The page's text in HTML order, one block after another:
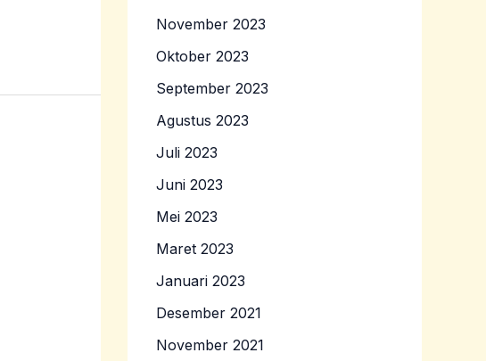
November 2023
Oktober 2023
September 2023
Agustus 2023
Juli 2023
Juni 2023
Mei 2023
Maret 2023
Januari 2023
Desember 2021
November 2021